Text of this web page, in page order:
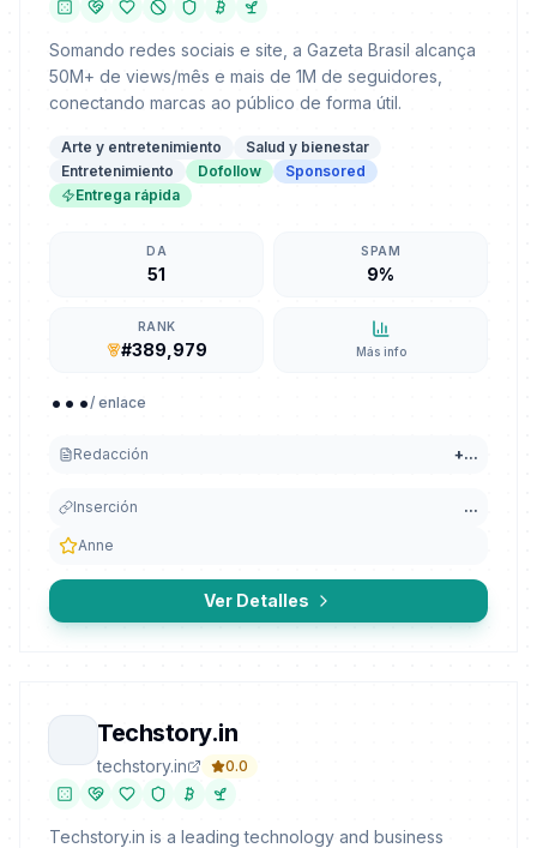
Somando redes sociais e site, a Gazeta Brasil alcança
50M+ de views/mês e mais de 1M de seguidores,
conectando marcas ao público de forma útil.
Arte y entretenimiento
Salud y bienestar
Entretenimiento
Dofollow
Sponsored
Entrega rápida
DA
51
SPAM
9%
RANK
#389,979 Más info
.../ enlace
Redacción +...
Inserción ...
Anne
Ver Detalles
Techstory.in
techstory.in 0.0
Techstory.in is a leading technology and business